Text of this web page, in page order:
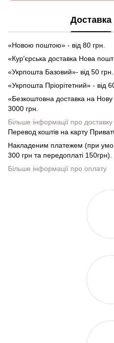
Доставка
«Новою поштою» - від 80 грн.
«Кур'єрська доставка Нова
«Укрпошта Базовий»- від 50 грн.
«Укрпошта Пріорітетний» - від
«Безкоштовна доставка на
3000 грн.
Більше інформації про доставку
Перевод коштів на карту
Накладеним платежем (при
300 грн та передоплаті 150грн).
Більше інформації про оплату